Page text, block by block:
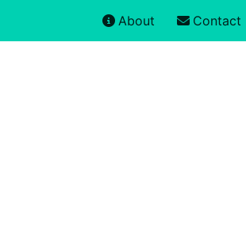
About Contact